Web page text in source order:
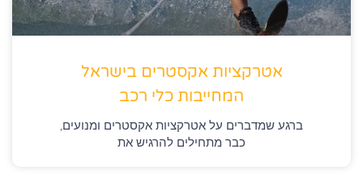
אטרקציות אקסטרים בישראל
המחייבות כלי רכב
ברגע שמדברים על אטרקציות אקסטרים ומנועים,
כבר מתחילים להרגיש את